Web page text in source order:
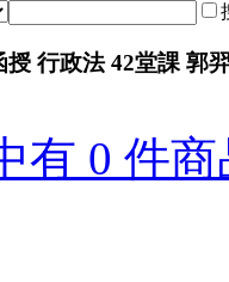
授 行政法 42堂課 郭
有 0 件